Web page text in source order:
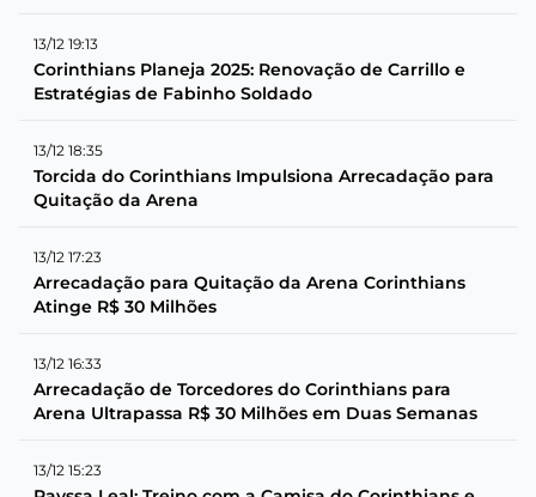
13/12 19:13
Corinthians Planeja 2025: Renovação de Carrillo e
Estratégias de Fabinho Soldado
13/12 18:35
Torcida do Corinthians Impulsiona Arrecadação para
Quitação da Arena
13/12 17:23
Arrecadação para Quitação da Arena Corinthians
Atinge R$ 30 Milhões
13/12 16:33
Arrecadação de Torcedores do Corinthians para
Arena Ultrapassa R$ 30 Milhões em Duas Semanas
13/12 15:23